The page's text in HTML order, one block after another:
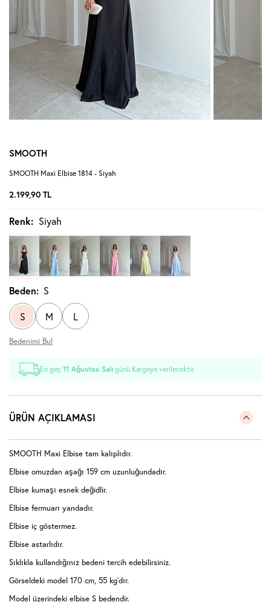
SMOOTH
SMOOTH Maxi Elbise 1814 - Siyah
2.199,90 TL
Renk: Siyah
Beden: S
S M L
Bedenimi Bul
En geç11 Ağustos Salı günü Kargoya verilecektir.
ÜRÜN AÇIKLAMASI
SMOOTH Maxi Elbise tam kalıplıdır.
Elbise omuzdan aşağı 159 cm uzunluğundadır.
Elbise kumaşı esnek değidlir.
Elbise fermuarı yandadır.
Elbise iç göstermez.
Elbise astarlıdır.
Sıklıkla kullandığınız bedeni tercih edebilirsiniz.
Görseldeki model 170 cm, 55 kg'dır.
Model üzerindeki elbise S bedendir.